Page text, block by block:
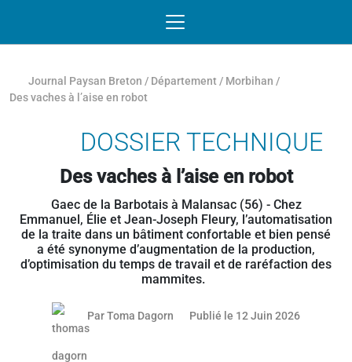
Journal Paysan Breton / Département / Morbihan /
Des vaches à l’aise en robot
DOSSIER TECHNIQUE
Des vaches à l’aise en robot
Gaec de la Barbotais à Malansac (56) - Chez
Emmanuel, Élie et Jean-Joseph Fleury, l’automatisation
de la traite dans un bâtiment confortable et bien pensé
a été synonyme d’augmentation de la production,
d’optimisation du temps de travail et de raréfaction des
mammites.
ParToma Dagorn Publié le 12 Juin 202611 juin